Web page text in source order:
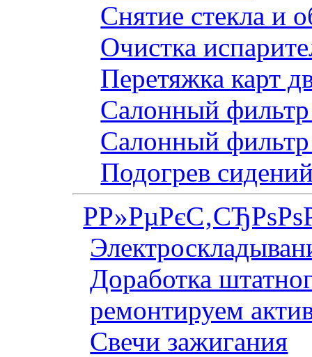
Снятие стекла и
Очистка
Перетяжка карт
Салонный фильтр
Салонный фильтр
Подогрев
Доработка
ремонтируем
Свечи зажигания